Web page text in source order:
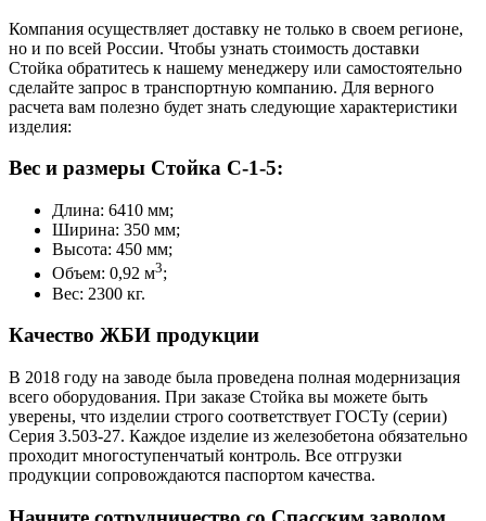
Компания осуществляет доставку не только в своем регионе,
но и по всей России. Чтобы узнать стоимость доставки
Стойка обратитесь к нашему менеджеру или самостоятельно
сделайте запрос в транспортную компанию. Для верного
расчета вам полезно будет знать следующие характеристики
изделия:
Вес и размеры Стойка С-1-5:
Длина: 6410 мм;
Ширина: 350 мм;
Высота: 450 мм;
Объем: 0,92 м3;
Вес: 2300 кг.
Качество ЖБИ продукции
В 2018 году на заводе была проведена полная модернизация
всего оборудования. При заказе Стойка вы можете быть
уверены, что изделии строго соответствует ГОСТу (серии)
Серия 3.503-27. Каждое изделие из железобетона обязательно
проходит многоступенчатый контроль. Все отгрузки
продукции сопровождаются паспортом качества.